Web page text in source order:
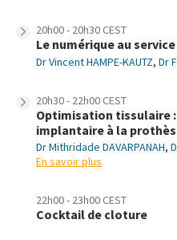
20h00 - 20h30 CEST
Le numérique au
Dr Vincent HAMPE-KAUTZ, Dr
20h30 - 22h00 CEST
Optimisation tissulaire
implantaire à la
Dr Mithridade DAVARPANAH,
En savoir plus
22h00 - 23h00 CEST
Cocktail de cloture